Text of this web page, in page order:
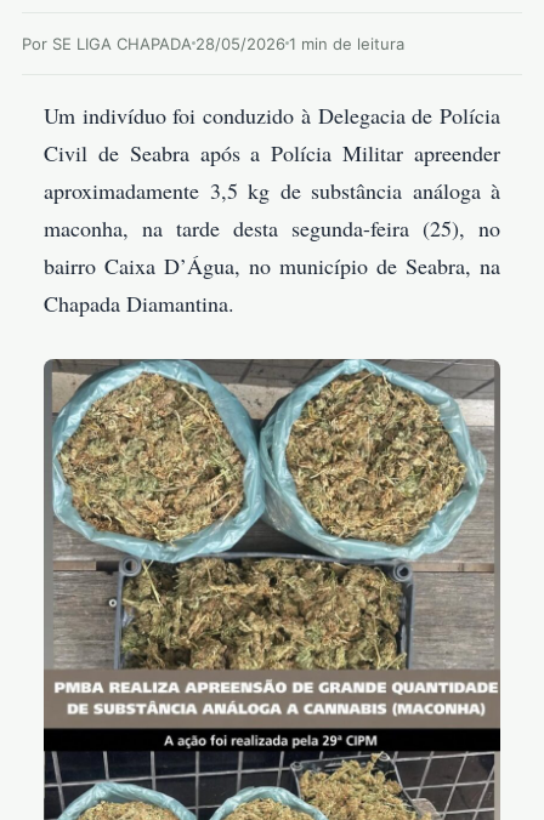
Por SE LIGA CHAPADA 28/05/20261 min de leitura
Um indivíduo foi conduzido à Delegacia de Polícia
Civil de Seabra após a Polícia Militar apreender
aproximadamente 3,5 kg de substância análoga à
maconha, na tarde desta segunda-feira (25), no
bairro Caixa D’Água, no município de Seabra, na
Chapada Diamantina.